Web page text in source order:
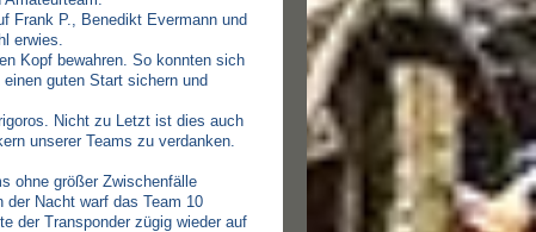
Frank P., Benedikt Evermann und
erwies.
Kopf bewahren. So konnten sich
guten Start sichern und
Nicht zu Letzt ist dies auch
unserer Teams zu verdanken.
ohne größer Zwischenfälle
Nacht warf das Team 10
der Transponder zügig wieder auf